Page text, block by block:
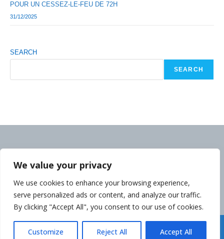
We value your privacy
We use cookies to enhance your browsing experience,
serve personalized ads or content, and analyze our traffic.
By clicking "Accept All", you consent to our use of cookies.
Customize Reject All Accept All
POUR UN CESSEZ-LE-FEU DE 72H
31/12/2025
SEARCH
SEARCH